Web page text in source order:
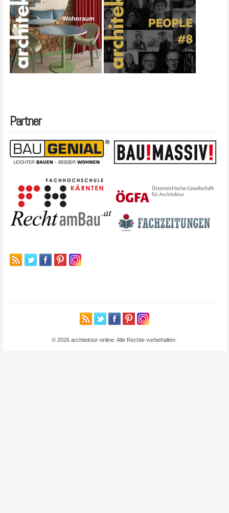
Partner
© 2026 architektur-online. Alle Rechte vorbehalten .